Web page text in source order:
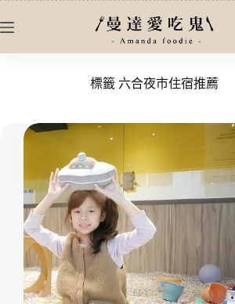
至
標籤 六合夜市住宿推薦